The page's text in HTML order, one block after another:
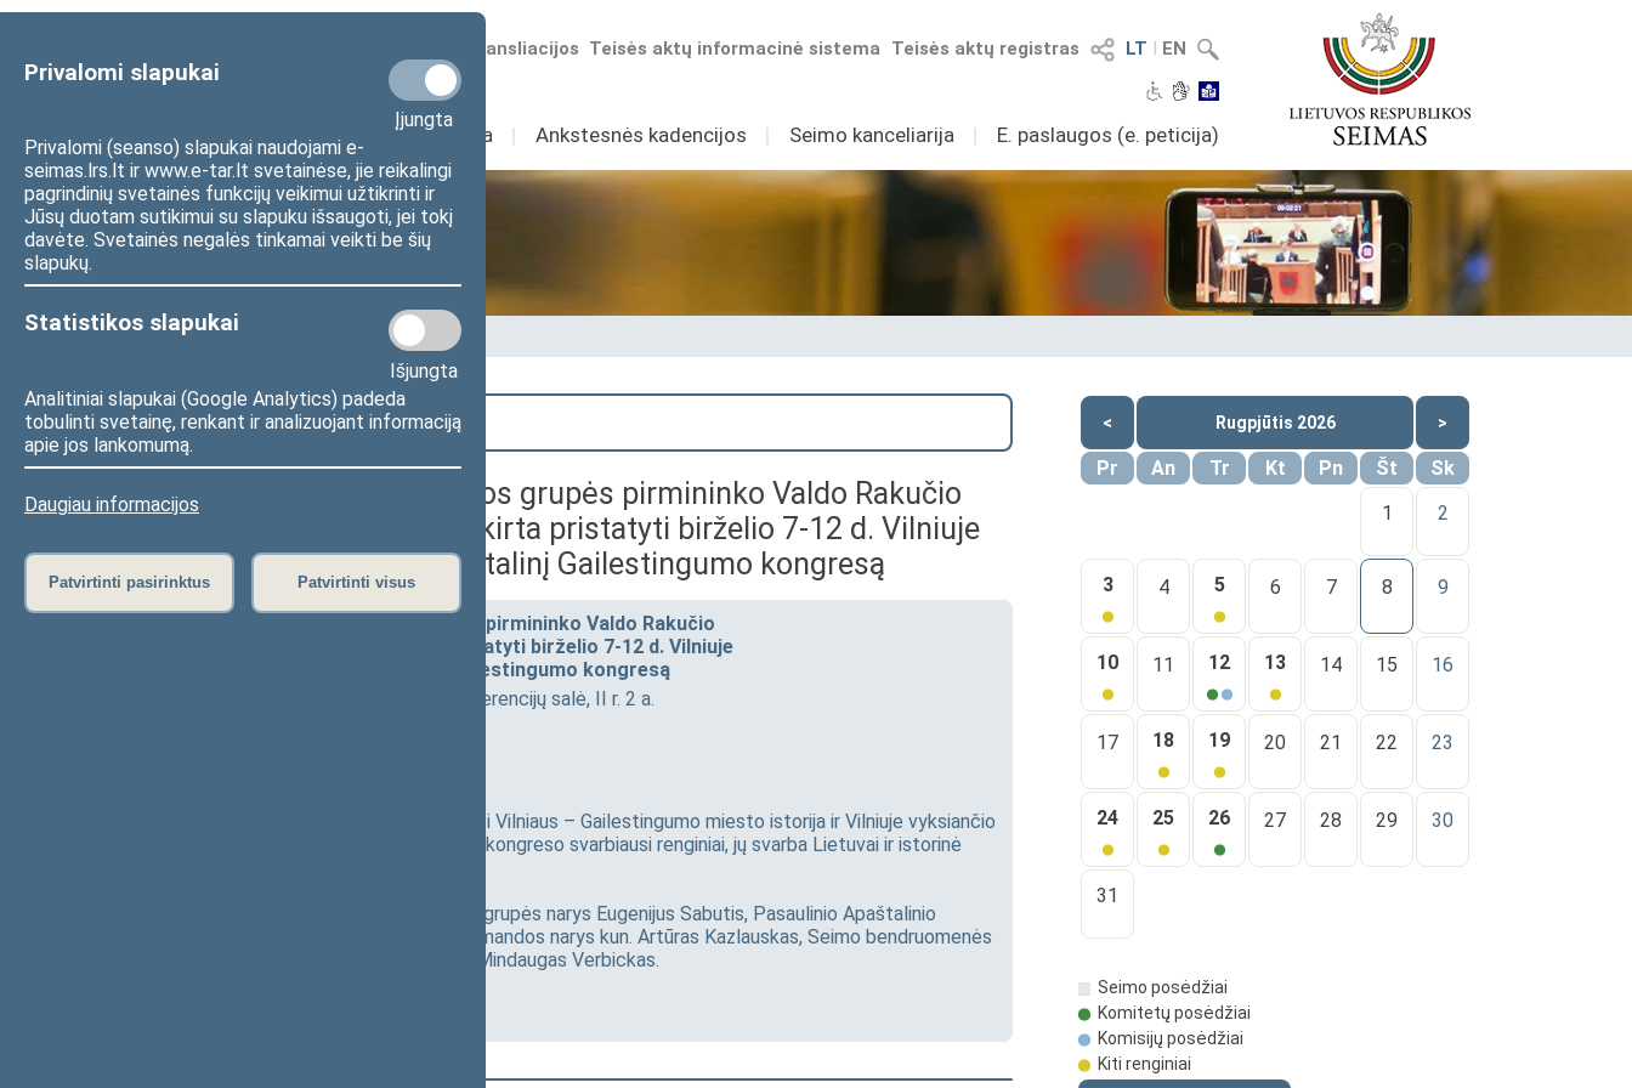
Privalomi slapukai
Įjungta
Privalomi (seanso) slapukai naudojami e-
seimas.lrs.lt ir www.e-tar.lt svetainėse, jie reikalingi
pagrindinių svetainės funkcijų veikimui užtikrinti ir
Jūsų duotam sutikimui su slapuku išsaugoti, jei tokį
davėte. Svetainės negalės tinkamai veikti be šių
slapukų.
Statistikos slapukai
Išjungta
Analitiniai slapukai (Google Analytics) padeda
tobulinti svetainę, renkant ir analizuojant informaciją
apie jos lankomumą.
Daugiau informacijos
Patvirtinti pasirinktus Patvirtinti visus
LT I EN
Teisės aktų registras
Teisės aktų informacinė sistema
Numatomos transliacijos
Sudėtis Veikla I Ankstesnės kadencijos I Seimo kanceliarija I E. paslaugos (e. peticija)
Seime vyksta
Pradžia>Seime vyksta
< Rugpjūtis 2026 >
Pr An Tr Kt Pn Št
Sk
1
2
3 4 5 6 7 8 9
10 11 12 13 14 15 16
17 18 19 20 21 22 23
24 25 26 27 28 29 30
31
Seimo posėdžiai
Komitetų posėdžiai
Komisijų posėdžiai
Kiti renginiai
Paieška
Seimo Laikinosios maldos grupės pirmininko Valdo Rakučio
spaudos konferencija, skirta pristatyti birželio 7-12 d. Vilniuje
vyksiantį Pasaulinį Apaštalinį Gailestingumo kongresą
Seimo Laikinosios maldos grupės pirmininko Valdo Rakučio
spaudos konferencija, skirta pristatyti birželio 7-12 d. Vilniuje
vyksiantį Pasaulinį Apaštalinį Gailestingumo kongresą
Spaudos konferencijų salė, II r. 2 a.
Spaudos konferencijoje bus pristatyti Vilniaus – Gailestingumo miesto istorija ir Vilniuje vyksiančio
Pasaulinio Apaštalinio Gailestingumo kongreso svarbiausi renginiai, jų svarba Lietuvai ir istorinė
Dalyvauja: Seimo Laikinosios maldos grupės narys Eugenijus Sabutis, Pasaulinio Apaštalinio
Gailestingumo kongreso liturgijos komandos narys kun. Artūras Kazlauskas, Seimo bendruomenės
dvasinis palydėtojas kun. Bernardas Mindaugas Verbickas.